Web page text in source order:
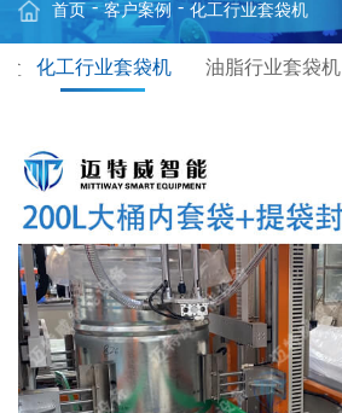
首页 客户案例 化工行业套袋机
化工行业套袋机 油脂行业套袋机